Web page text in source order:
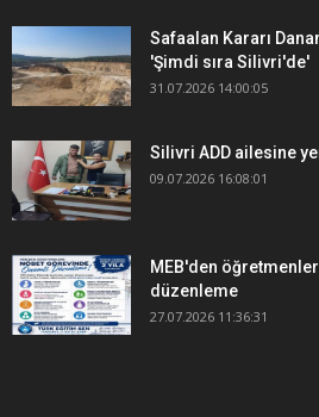
Safaalan Kararı
'Şimdi sıra Silivri'de'
31.07.2026 14:00:05
Silivri ADD ailesine
09.07.2026 16:08:01
MEB'den
düzenleme
27.07.2026 11:36:31